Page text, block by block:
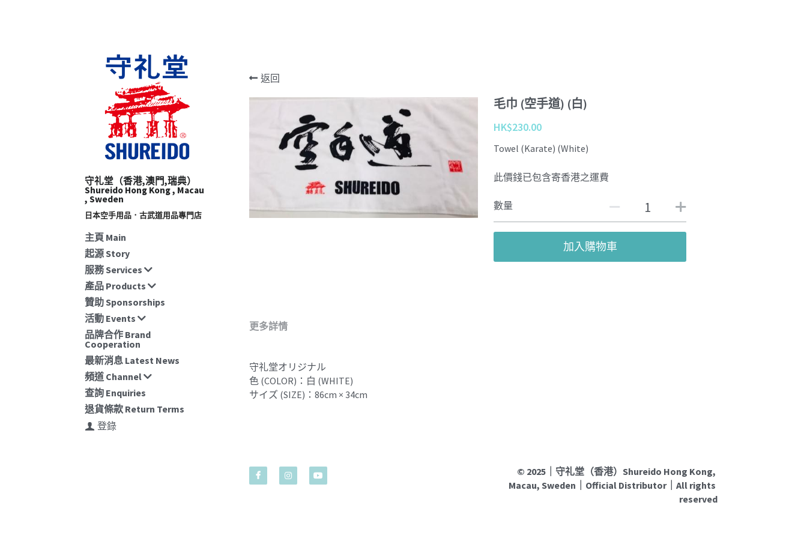
守礼堂（香港,澳門,瑞典）
Shureido Hong Kong , Macau
, Sweden
日本空手用品．古武道用品專門店​
主頁 Main
起源 Story
服務 Services
產品 Products
贊助 Sponsorships
活動 Events
品牌合作 Brand
Cooperation
最新消息 Latest News
頻道 Channel
查詢 Enquiries
退貨條款 Return Terms
登錄
返回
毛巾 (空手道) (白)
HK$230.00
Towel (Karate) (White)
此價錢已包含寄香港之運費
數量
加入購物車
更多詳情
守礼堂オリジナル
色 (COLOR)：白 (WHITE)
サイズ (SIZE)：86cm × 34cm
© 2025｜守礼堂（香港）Shureido Hong Kong,
Macau, Sweden｜Official Distributor｜All rights
reserved